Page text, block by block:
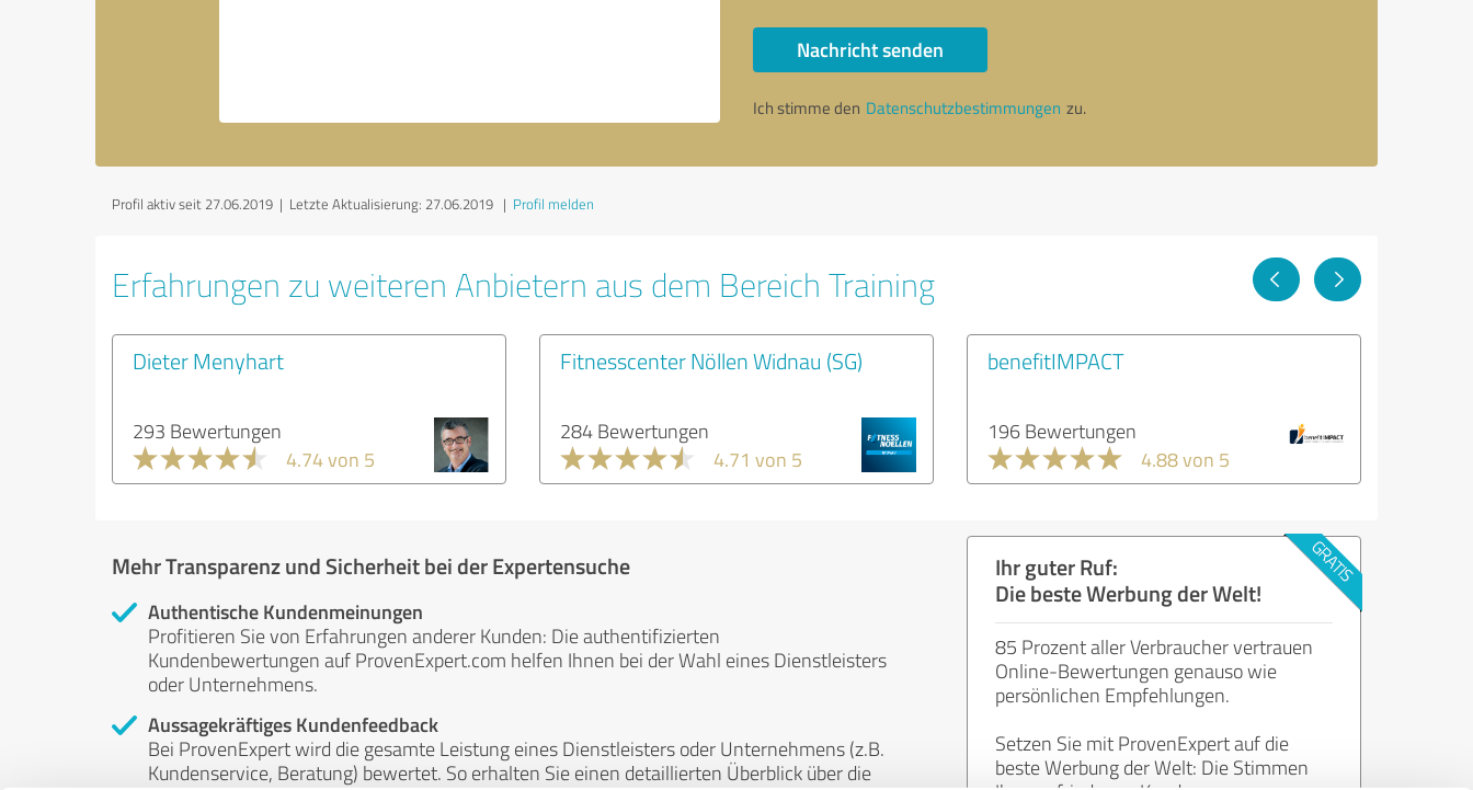
Nachricht senden
Ich stimme den Datenschutzbestimmungen zu.
Profil aktiv seit 27.06.2019 | Letzte Aktualisierung: 27.06.2019 | Profil melden
Erfahrungen zu weiteren Anbietern aus dem Bereich Training
Dieter Menyhart
293 Bewertungen
4.74 von 5
Fitnesscenter Nöllen Widnau (SG)
284 Bewertungen
4.71 von 5
benefitIMPACT
196 Bewertungen
4.88 von 5
Mehr Transparenz und Sicherheit bei der Expertensuche
Authentische Kundenmeinungen
Profitieren Sie von Erfahrungen anderer Kunden: Die authentifizierten
Kundenbewertungen auf ProvenExpert.com helfen Ihnen bei der Wahl eines Dienstleisters
oder Unternehmens.
Aussagekräftiges Kundenfeedback
Bei ProvenExpert wird die gesamte Leistung eines Dienstleisters oder Unternehmens (z.B.
Kundenservice, Beratung) bewertet. So erhalten Sie einen detaillierten Überblick über die
Ihr guter Ruf:
Die beste Werbung der Welt!
85 Prozent aller Verbraucher vertrauen
Online-Bewertungen genauso wie
persönlichen Empfehlungen.
Setzen Sie mit ProvenExpert auf die
beste Werbung der Welt: Die Stimmen